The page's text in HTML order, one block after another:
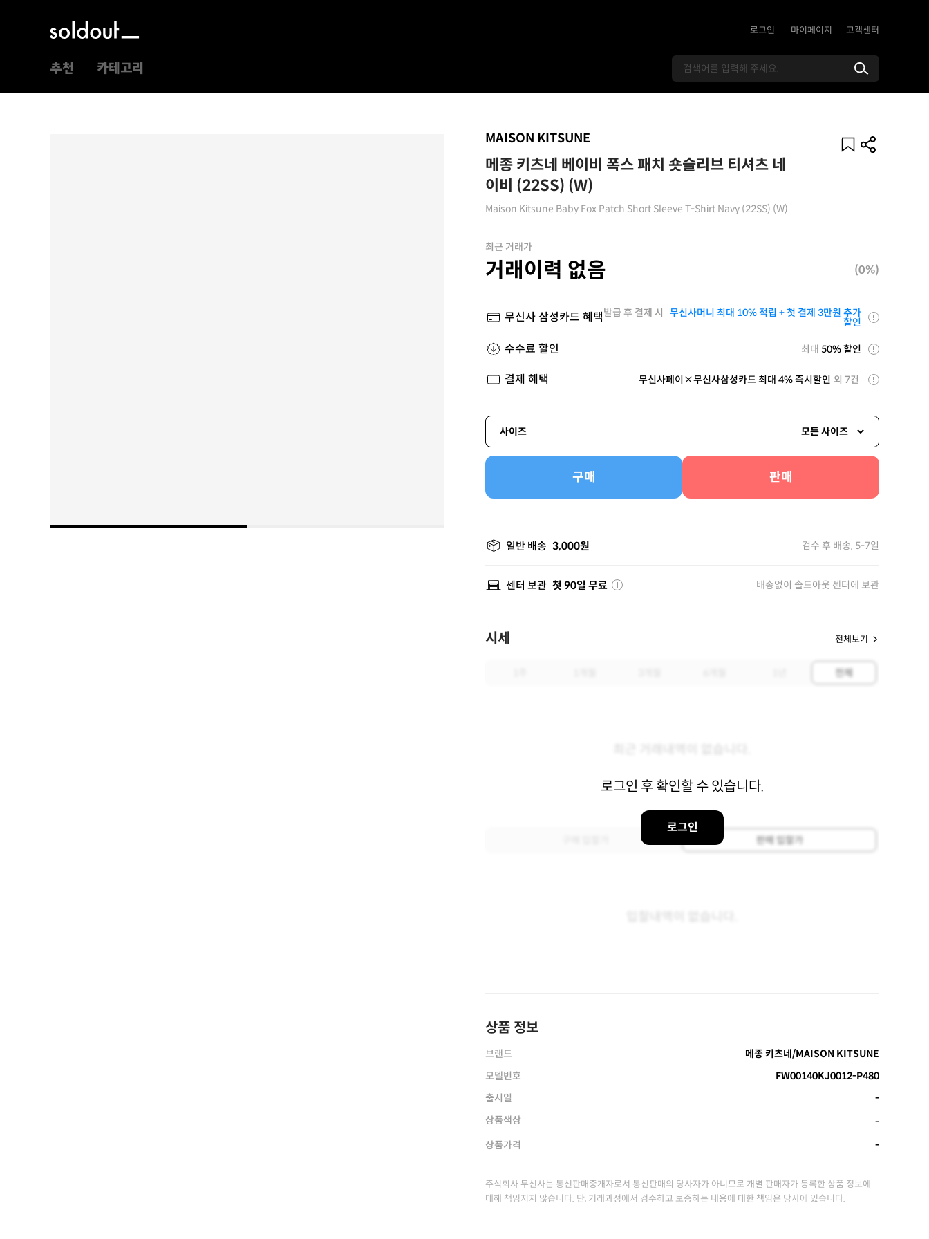
로그인 마이페이지 고객센터
추천 카테고리
MAISON KITSUNE
메종 키츠네 베이비 폭스 패치 숏슬리브 티셔츠 네
이비 (22SS) (W)
Maison Kitsune Baby Fox Patch Short Sleeve T-Shirt Navy (22SS) (W)
최근 거래가
거래이력 없음 (0%)
무신사 삼성카드 혜택발급 후 결제 시 무신사머니 최대 10% 적립 + 첫 결제 3만원 추가
할인
수수료 할인 최대 50% 할인
결제 혜택 무신사페이×무신사삼성카드 최대 4% 즉시할인 외 7건
사이즈 모든 사이즈
구매 판매
일반 배송 3,000원 검수 후 배송, 5-7일
센터 보관 첫 90일 무료 배송없이 솔드아웃 센터에 보관
시세 전체보기
로그인 후 확인할 수 있습니다.
로그인
전체
판매 입찰가
상품 정보
브랜드
메종 키츠네/MAISON KITSUNE
모델번호
FW00140KJ0012-P480
출시일
-
상품색상
-
상품가격
-
주식회사 무신사는 통신판매중개자로서 통신판매의 당사자가 아니므로 개별 판매자가 등록한 상품 정보에
대해 책임지지 않습니다. 단, 거래과정에서 검수하고 보증하는 내용에 대한 책임은 당사에 있습니다.